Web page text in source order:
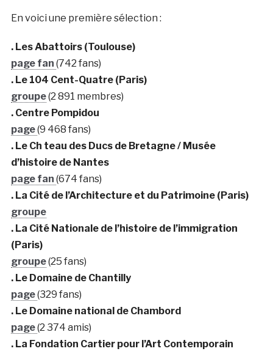
En voici une première sélection :
. Les Abattoirs (Toulouse)
page fan (742 fans)
. Le 104 Cent-Quatre (Paris)
groupe(2 891 membres)
. Centre Pompidou
page(9 468 fans)
. Le Ch teau des Ducs de Bretagne / Musée
d’histoire de Nantes
page fan (674 fans)
. La Cité de l’Architecture et du Patrimoine (Paris)
groupe
. La Cité Nationale de l’histoire de l’immigration
(Paris)
groupe(25 fans)
. Le Domaine de Chantilly
page(329 fans)
. Le Domaine national de Chambord
page(2 374 amis)
. La Fondation Cartier pour l’Art Contemporain